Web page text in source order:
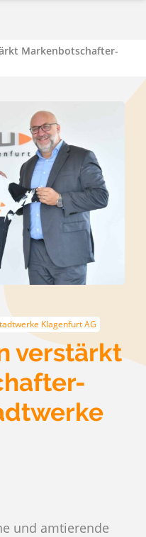
Markenbotschafter-
Klagenfurt AG
verstärkt
und amtierende